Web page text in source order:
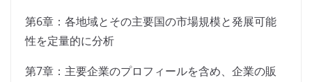
第6章：各地域とその主要国の市場規模と発展可能
性を定量的に分析
第7章：主要企業のプロフィールを含め、企業の販